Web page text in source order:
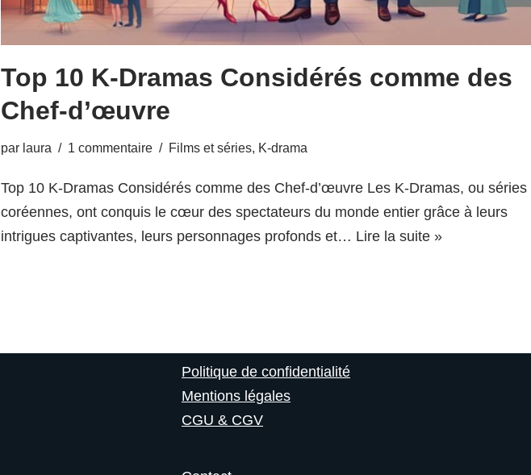
Top 10 K-Dramas Considérés comme des
Chef-d’œuvre
par laura 1 commentaire Films et séries, K-drama
Top 10 K-Dramas Considérés comme des Chef-d’œuvre Les K-Dramas, ou séries
coréennes, ont conquis le cœur des spectateurs du monde entier grâce à leurs
intrigues captivantes, leurs personnages profonds et… Lire la suite »
Politique de confidentialité
Mentions légales
CGU & CGV